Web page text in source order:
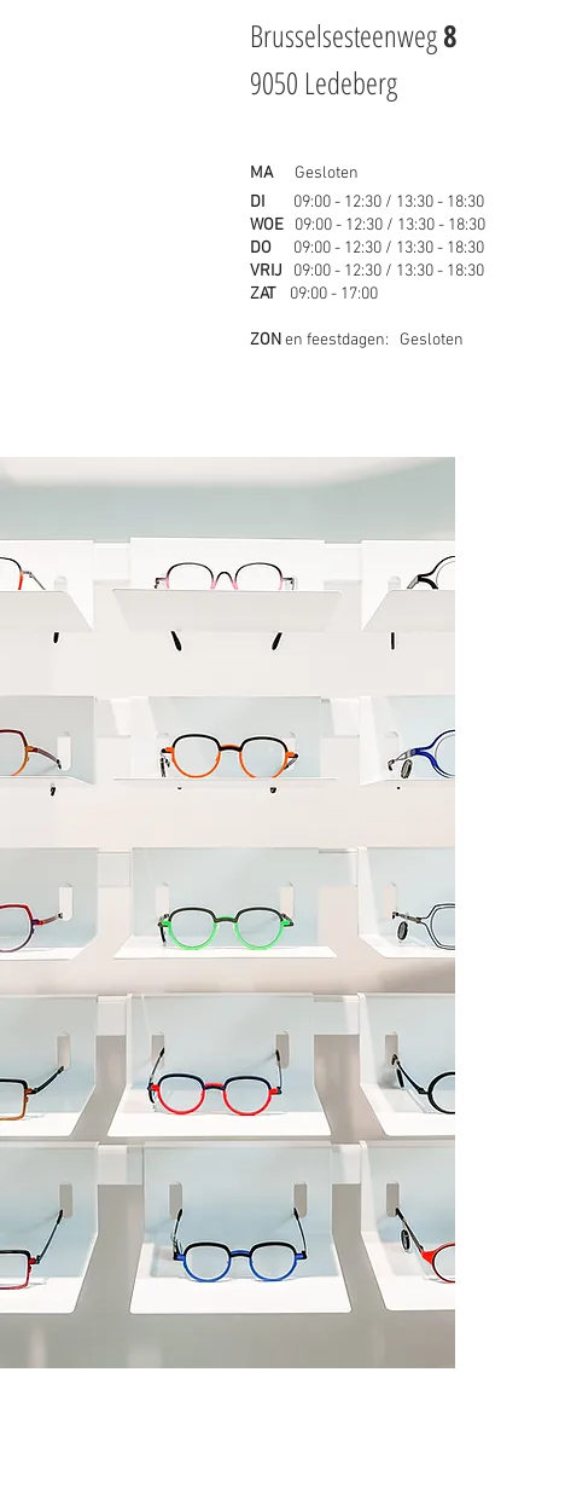
Brusselsesteenweg8
9050 Ledeberg
MAGesloten
DI 09:00 - 12:30 / 13:30 - 18:30
WOE 09:00 - 12:30 / 13:30 - 18:30
DO 09:00 - 12:30 / 13:30 - 18:30
VRIJ 09:00 - 12:30 / 13:30 - 18:30
ZAT09:00 - 17:00
ZONen feestdagen: Gesloten